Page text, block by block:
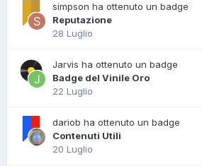
simpson ha ottenuto un badge
Reputazione
28 Luglio
Jarvis ha ottenuto un badge
Badge del Vinile Oro
22 Luglio
dariob ha ottenuto un badge
Contenuti Utili
20 Luglio